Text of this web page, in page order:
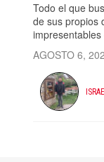
Todo el que
de sus propios
AGOSTO 6,